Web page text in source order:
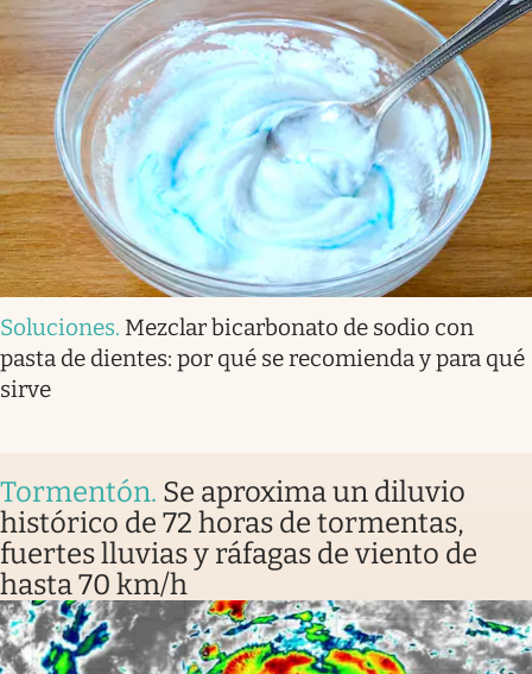
Soluciones. Mezclar bicarbonato de sodio con
pasta de dientes: por qué se recomienda y para qué
sirve
Tormentón. Se aproxima un diluvio
histórico de 72 horas de tormentas,
fuertes lluvias y ráfagas de viento de
hasta 70 km/h